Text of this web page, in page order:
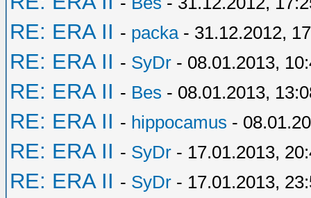
RE: ERA II - packa- 31.12.2012,
RE: ERA II - SyDr - 08.01.2013,
RE: ERA II - Bes - 08.01.2013,
RE: ERA II - hippocamus -
RE: ERA II - SyDr - 17.01.2013,
RE: ERA II - SyDr - 17.01.2013,